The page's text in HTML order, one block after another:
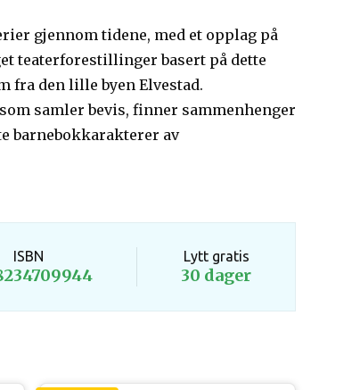
gjennom tidene, med et opplag på
teaterforestillinger basert på dette
den lille byen Elvestad.
samler bevis, finner sammenhenger
barnebokkarakterer av
ISBN Lytt gratis
30 dager